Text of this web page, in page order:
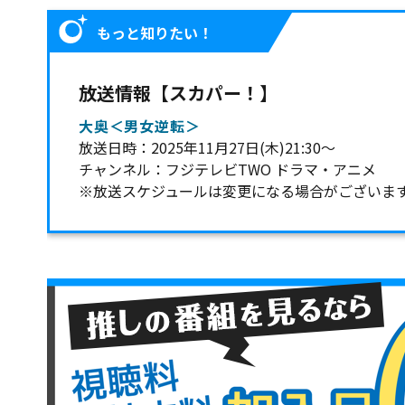
もっと知りたい！
放送情報【スカパー！】
大奥＜男女逆転＞
放送日時：2025年11月27日(木)21:30～
チャンネル：フジテレビTWO ドラマ・アニメ
※放送スケジュールは変更になる場合がございま